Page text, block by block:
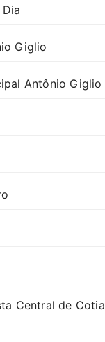
Giglio
Antônio Giglio
Central de Cotia